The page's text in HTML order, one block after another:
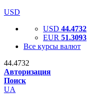
USD
USD 44.4732
EUR 51.3093
Все курсы валют
44.4732
Авторизация
Поиск
UA